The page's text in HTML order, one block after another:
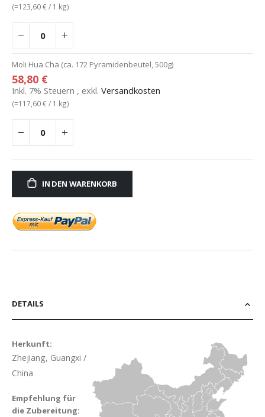
(=123,60 € / 1 kg)
Moli Hua Cha (ca. 172 Pyramidenbeutel, 500g)
58,80 €
Inkl. 7% Steuern , exkl. Versandkosten
(=117,60 € / 1 kg)
IN DEN WARENKORB
DETAILS
Herkunft:
Zhejiang, Guangxi /
China
Empfehlung für
die Zubereitung: